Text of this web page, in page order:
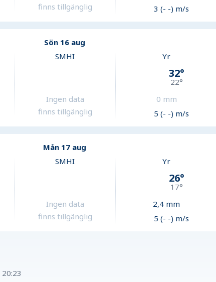
finns tillgänglig
3 (- -) m/s
Sön 16 aug
SMHI
Ingen data
finns tillgänglig
Yr
32°
22°
0 mm
5 (- -) m/s
Mån 17 aug
SMHI
Ingen data
finns tillgänglig
Yr
26°
17°
2,4 mm
5 (- -) m/s
20:23